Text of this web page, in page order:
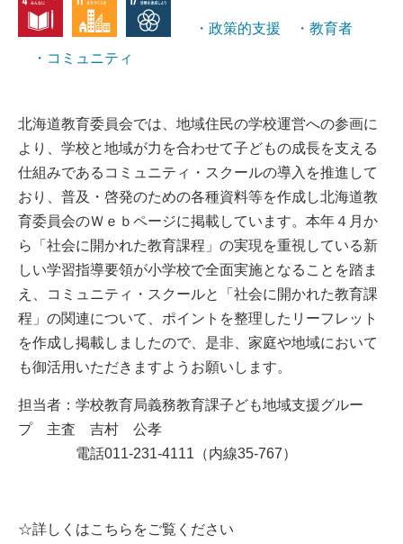
・政策的支援 ・教育者
・コミュニティ
北海道教育委員会では、地域住民の学校運営への参画に
より、学校と地域が力を合わせて子どもの成長を支える
仕組みであるコミュニティ・スクールの導入 を推進して
おり、普及・啓発のための各種資料等を作成し北海道教
育委員会のＷｅｂページに掲載しています。本年４月か
ら「社会に開かれた教育課程」の実現を重視している新
しい学習指導要領が小学校で全面実施となることを踏ま
え、コミュニティ・スクールと「 社会に開かれた教育課
程」の関連について、ポイントを整理したリーフレット
を作成し掲載しましたので、是非、家庭や地域において
も御活用いただきますようお願いします。
担当者：学校教育局義務教育課子ども地域支援グルー
プ 主査 吉村 公孝
電話011-231-4111（内線35-767）
☆詳しくはこちらをご覧ください